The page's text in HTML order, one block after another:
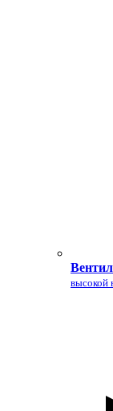
высокой